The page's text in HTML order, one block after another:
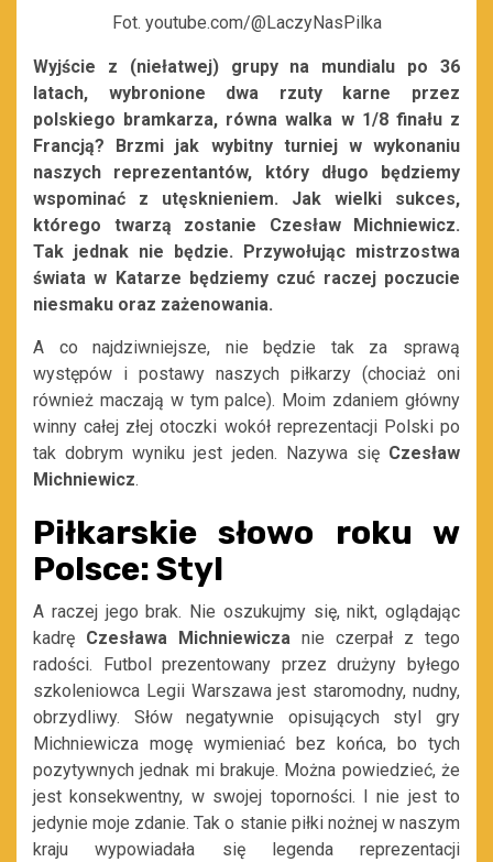
Fot. youtube.com/@LaczyNasPilka
Wyjście z (niełatwej) grupy na mundialu po 36
latach, wybronione dwa rzuty karne przez
polskiego bramkarza, równa walka w 1/8 finału z
Francją? Brzmi jak wybitny turniej w wykonaniu
naszych reprezentantów, który długo będziemy
wspominać z utęsknieniem. Jak wielki sukces,
którego twarzą zostanie Czesław Michniewicz.
Tak jednak nie będzie. Przywołując mistrzostwa
świata w Katarze będziemy czuć raczej poczucie
niesmaku oraz zażenowania.
A co najdziwniejsze, nie będzie tak za sprawą
występów i postawy naszych piłkarzy (chociaż oni
również maczają w tym palce). Moim zdaniem główny
winny całej złej otoczki wokół reprezentacji Polski po
tak dobrym wyniku jest jeden. Nazywa się Czesław
Michniewicz.
Piłkarskie słowo roku w
Polsce: Styl
A raczej jego brak. Nie oszukujmy się, nikt, oglądając
kadrę Czesława Michniewicza nie czerpał z tego
radości. Futbol prezentowany przez drużyny byłego
szkoleniowca Legii Warszawa jest staromodny, nudny,
obrzydliwy. Słów negatywnie opisujących styl gry
Michniewicza mogę wymieniać bez końca, bo tych
pozytywnych jednak mi brakuje. Można powiedzieć, że
jest konsekwentny, w swojej toporności. I nie jest to
jedynie moje zdanie. Tak o stanie piłki nożnej w naszym
kraju wypowiadała się legenda reprezentacji